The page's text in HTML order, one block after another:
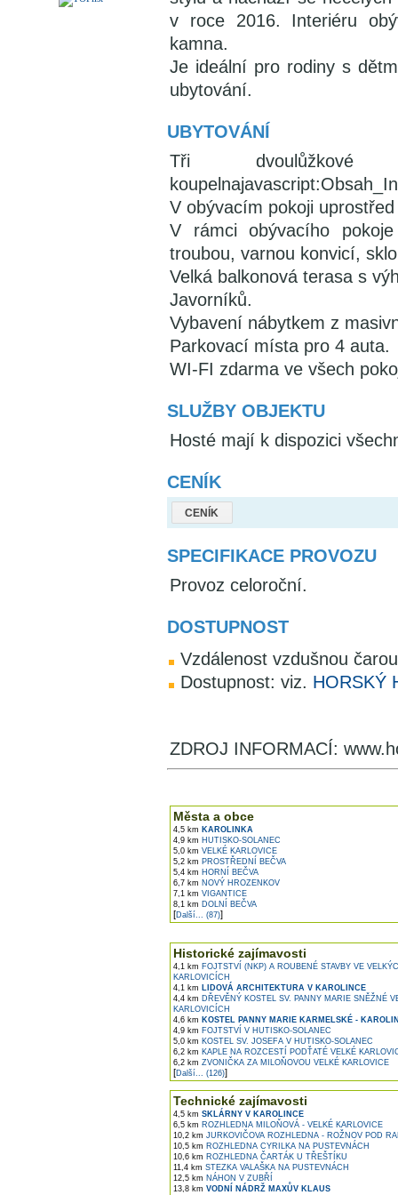
v roce 2016. Interiéru
kamna.
Je ideální pro rodiny s
ubytování.
UBYTOVÁNÍ
Tři dvoulůžkové
V obývacím pokoji
V rámci obývacího
troubou, varnou konvicí,
Velká balkonová terasa s
Javorníků.
Vybavení nábytkem z
Parkovací místa pro 4 auta.
WI-FI zdarma ve všech
SLUŽBY OBJEKTU
Hosté mají k dispozici
CENÍK
CENÍK
SPECIFIKACE PROVOZU
Provoz celoroční.
DOSTUPNOST
Vzdálenost vzdušnou
Dostupnost: viz. HORSKÝ
ZDROJ INFORMACÍ:
Města a obce
4,5 km KAROLINKA
4,9 km HUTISKO-SOLANEC
5,0 km VELKÉ KARLOVICE
5,2 km PROSTŘEDNÍ BEČVA
5,4 km HORNÍ BEČVA
6,7 km NOVÝ HROZENKOV
7,1 km VIGANTICE
8,1 km DOLNÍ BEČVA
[Další... (87)]
Historické zajímavosti
4,1 km FOJTSTVÍ (NKP) A ROUBENÉ STAVBY VE
KARLOVICÍCH
4,1 km LIDOVÁ ARCHITEKTURA V KAROLINCE
4,4 km DŘEVĚNÝ KOSTEL SV. PANNY MARIE SNĚŽNÉ
KARLOVICÍCH
4,6 km KOSTEL PANNY MARIE KARMELSKÉ -
4,9 km FOJTSTVÍ V HUTISKO-SOLANEC
5,0 km KOSTEL SV. JOSEFA V HUTISKO-SOLANEC
6,2 km KAPLE NA ROZCESTÍ PODŤATÉ VELKÉ
6,2 km ZVONIČKA ZA MILOŇOVOU VELKÉ KARLOVICE
[Další... (126)]
Technické zajímavosti
4,5 km SKLÁRNY V KAROLINCE
6,5 km ROZHLEDNA MILOŇOVÁ - VELKÉ KARLOVICE
10,2 km JURKOVIČOVA ROZHLEDNA - ROŽNOV POD
10,5 km ROZHLEDNA CYRILKA NA PUSTEVNÁCH
10,6 km ROZHLEDNA ČARTÁK U TŘEŠTÍKU
11,4 km STEZKA VALAŠKA NA PUSTEVNÁCH
12,5 km NÁHON V ZUBŘÍ
13,8 km VODNÍ NÁDRŽ MAXŮV KLAUS